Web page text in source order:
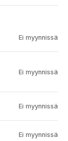
Ei myynnissä
Ei myynnissä
Ei myynnissä
Ei myynnissä